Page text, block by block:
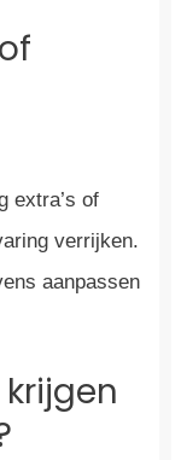
extra’s of
verrijken.
aanpassen